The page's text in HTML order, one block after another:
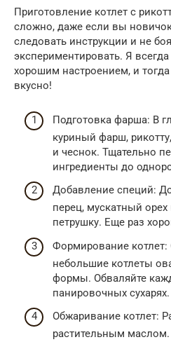
Приготовление котлет с
сложно, даже если вы
следовать инструкции и не
экспериментировать. Я
хорошим настроением, и
вкусно!
Подготовка фарша: В
куриный фарш,
и чеснок. Тщательно
ингредиенты до
Добавление специй:
перец, мускатный
петрушку. Еще раз
Формирование
небольшие котлеты
формы. Обваляйте
панировочных сухарях.
Обжаривание котлет:
растительным